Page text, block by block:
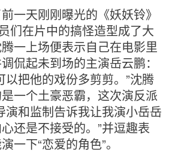
一天刚刚曝光的《妖妖铃》
们在片中的搞怪造型成了大
一上场便表示自己在电影里
侃起未到场的主演岳云鹏：
以把他的戏份多剪剪。”沈腾
一个土豪恶霸，这次演反派
演和监制告诉我让我演小岳岳
还是不接受的。”并逗趣表
一下“恋爱的角色”。